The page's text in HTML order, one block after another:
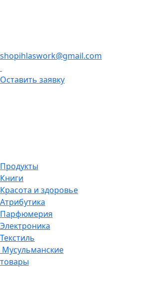
shopihlaswork@gmail.com
Оставить заявку
Продукты
Книги
Красота и здоровье
Атрибутика
Парфюмерия
Электроника
Текстиль
Мусульманские
товары